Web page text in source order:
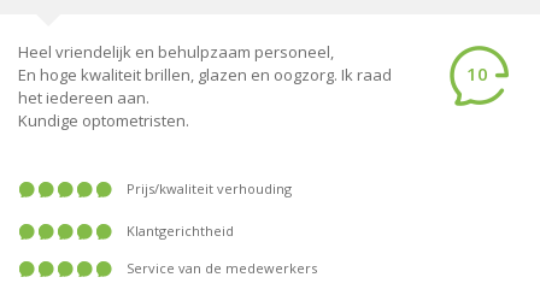
Heel vriendelijk en behulpzaam personeel,
En hoge kwaliteit brillen, glazen en oogzorg. Ik raad
het iedereen aan.
Kundige optometristen.
10
prijs/kwaliteit verhouding
klantgerichtheid
service van de medewerkers